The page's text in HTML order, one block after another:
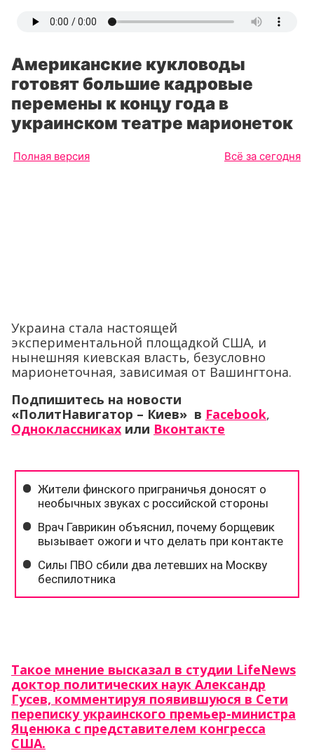
Американские кукловоды
готовят большие кадровые
перемены к концу года в
украинском театре марионеток
Полная версия Всё за сегодня
Украина стала настоящей
экспериментальной площадкой США, и
нынешняя киевская власть, безусловно
марионеточная, зависимая от Вашингтона.
Подпишитесь на новости
«ПолитНавигатор – Киев» в Facebook,
Одноклассниках или Вконтакте
Такое мнение высказал в студии LifeNews
доктор политических наук Александр
Гусев, комментируя появившуюся в Сети
переписку украинского премьер-министра
Яценюка с представителем конгресса
США.